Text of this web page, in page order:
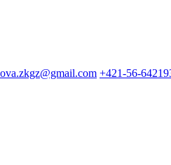
+421-56-